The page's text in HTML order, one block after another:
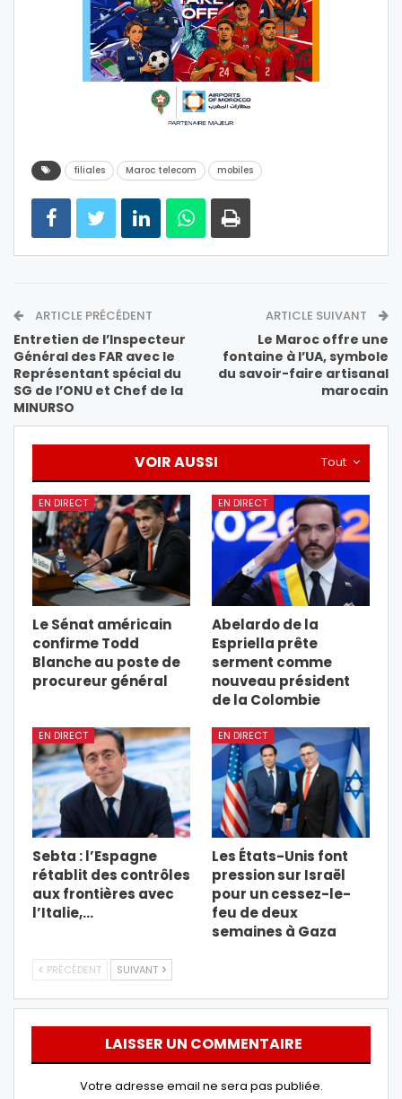
filiales Maroc telecom mobiles
ARTICLE PRÉCÉDENT
Entretien de l’Inspecteur
Général des FAR avec le
Représentant spécial du
SG de l’ONU et Chef de la
MINURSO
ARTICLE SUIVANT
Le Maroc offre une
fontaine à l’UA, symbole
du savoir-faire artisanal
marocain
Tout
VOIR AUSSI
EN DIRECT
Le Sénat américain
confirme Todd
Blanche au poste de
procureur général
EN DIRECT
Abelardo de la
Espriella prête
serment comme
nouveau président
de la Colombie
EN DIRECT
Sebta : l’Espagne
rétablit des contrôles
aux frontières avec
l’Italie,…
EN DIRECT
Les États-Unis font
pression sur Israël
pour un cessez-le-
feu de deux
semaines à Gaza
PRÉCÉDENT SUIVANT
LAISSER UN COMMENTAIRE
Votre adresse email ne sera pas publiée.